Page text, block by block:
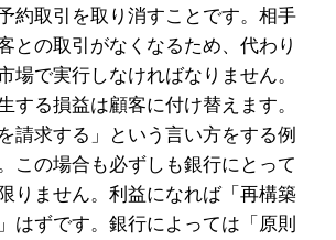
約取引を取り消すことです。相手
との取引がなくなるため、代わり
場で実行しなければなりません。
する損益は顧客に付け替えます。
請求する」という言い方をする例
この場合も必ずしも銀行にとって
りません。利益になれば「再構築
はずです。銀行によっては「原則